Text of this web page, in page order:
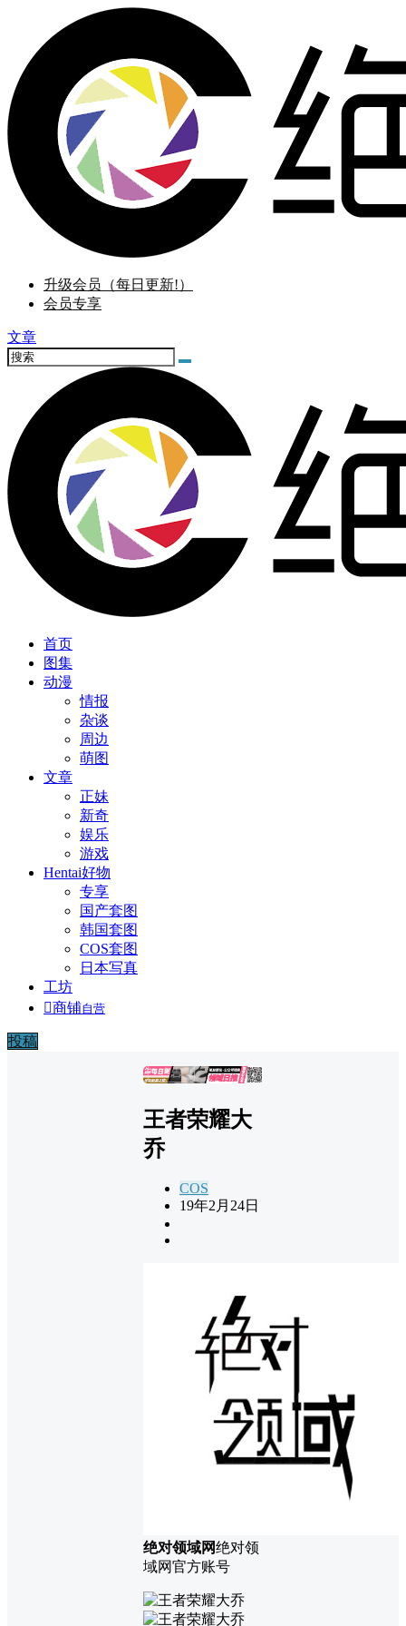
升级会员（每日更新!）
会员专享
文章
首页
图集
动漫
情报
杂谈
周边
萌图
文章
正妹
新奇
娱乐
游戏
Hentai好物
专享
国产套图
韩国套图
COS套图
日本写真
工坊
商铺自营
投稿
广告
王者荣耀大
乔
COS
19年2月24日
绝对领域网绝对领
域网官方账号